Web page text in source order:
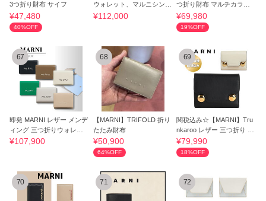
3つ折り財布 サイフ
¥47,480
40%OFF
ウォレット、マルニシンボ
ル刺繍入り
¥112,000
つ折り財布 マルチカラー
レザー 正規品
¥69,980
19%OFF
67
即発 MARNI レザー メンデ
ィング 三つ折りウォレッ
ト
¥107,900
68
【MARNI】TRIFOLD 折り
たたみ財布
¥50,900
64%OFF
69
関税込み☆【MARNI】Tru
nkaroo レザー 三つ折り ミ
ニ財布 黒
¥79,990
18%OFF
70 71 72